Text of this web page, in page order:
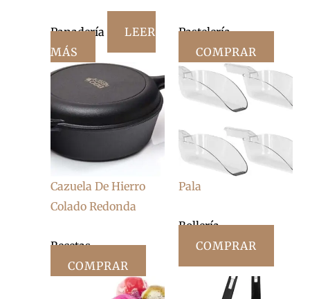
Panadería
LEER
MÁS
Pastelería
COMPRAR
Cazuela De Hierro
Colado Redonda
Recetas
COMPRAR
Pala
Bollería
COMPRAR